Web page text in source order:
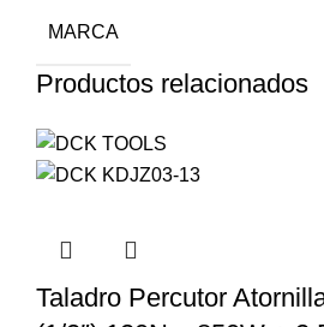
MARCA
Productos relacionados
Taladro Percutor